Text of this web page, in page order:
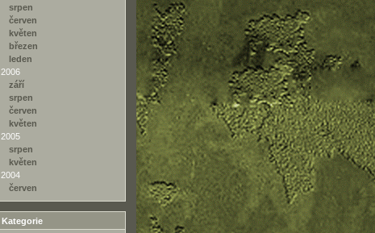
srpen
červen
květen
březen
leden
2006
září
srpen
červen
květen
2005
srpen
květen
2004
červen
Kategorie